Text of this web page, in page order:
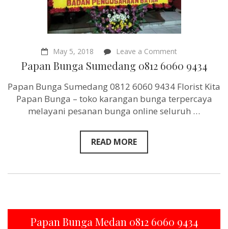
May 5, 2018 Leave a Commenton
Bunga
0812
9434
Papan Bunga Sumedang 0812 6060 9434
Papan Bunga Sumedang 0812 6060 9434 Florist Kita
Papan Bunga – toko karangan bunga terpercaya
melayani pesanan bunga online seluruh …
READ MORE
Papan Bunga Medan 0812 6060 9434